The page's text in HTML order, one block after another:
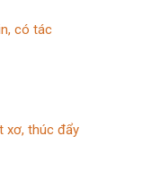
có tác
xơ, thúc đẩy